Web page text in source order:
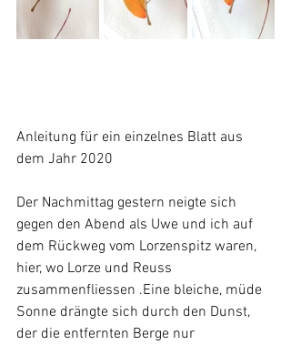
Anleitung für ein einzelnes Blatt aus
dem Jahr 2020
Der Nachmittag gestern neigte sich
gegen den Abend als Uwe und ich auf
dem Rückweg vom Lorzenspitz waren,
hier, wo Lorze und Reuss
zusammenfliessen .Eine bleiche, müde
Sonne drängte sich durch den Dunst,
der die entfernten Berge nur